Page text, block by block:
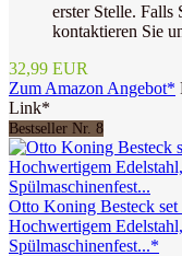
erster Stelle. Falls
kontaktieren Sie
32,99 EUR
Zum Amazon Angebot*
Link*
Bestseller Nr. 8
Otto Koning Besteck
Hochwertigem
Spülmaschinenfest...*